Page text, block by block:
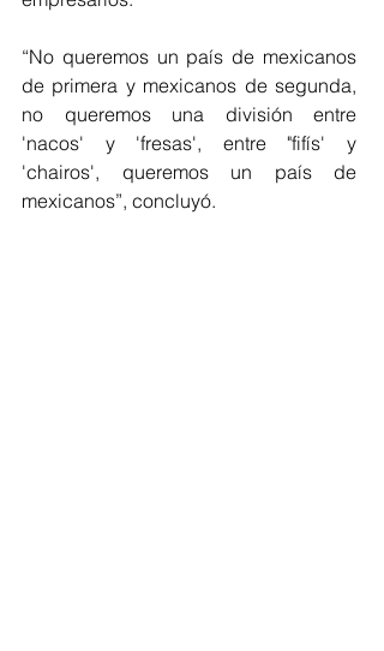
“No queremos un país de mexicanos
de primera y mexicanos de segunda,
no queremos una división entre
'nacos' y 'fresas', entre "fifís' y
'chairos', queremos un país de
mexicanos”, concluyó.